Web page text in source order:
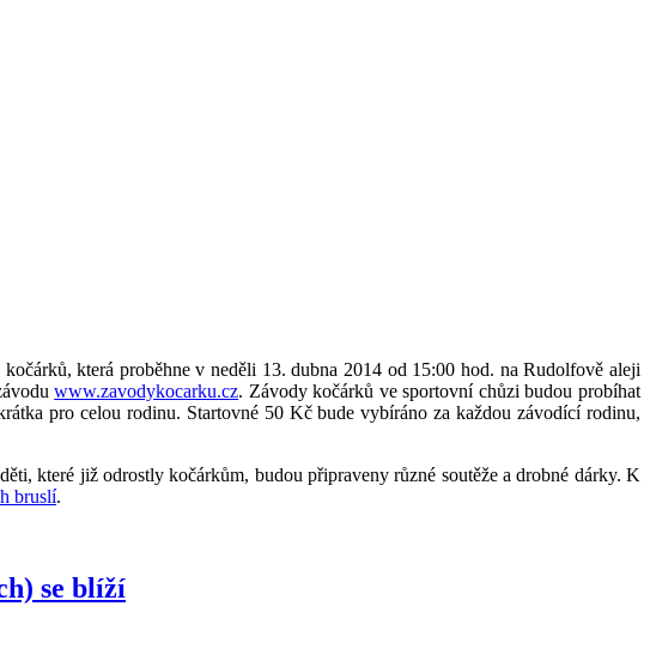
která proběhne v neděli 13. dubna 2014 od 15:00 hod. na Rudolfově aleji
www.zavodykocarku.cz. Závody kočárků ve sportovní chůzi budou probíhat
pro celou rodinu. Startovné 50 Kč bude vybíráno za každou závodící rodinu,
které již odrostly kočárkům, budou připraveny různé soutěže a drobné dárky. K
bruslí.
se blíží